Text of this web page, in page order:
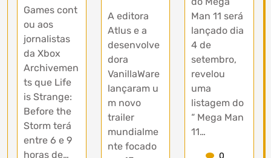
Games cont
ou aos
jornalistas
da Xbox
Archivemen
ts que Life
is Strange:
Before the
Storm terá
entre 6 e 9
horas de…
A editora
Atlus e a
desenvolve
dora
VanillaWare
lançaram u
m novo
trailer
mundialme
nte focado
Man 11 será
lançado dia
4 de
setembro,
revelou
uma
listagem do
“ Mega Man
11…
0